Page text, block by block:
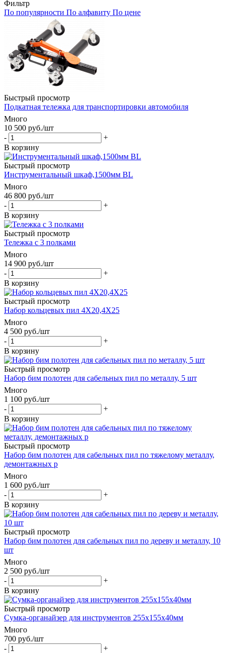
Фильтр
По популярности По алфавиту По цене
Быстрый просмотр
Подкатная тележка для транспортировки автомобиля
Много
10 500 руб./шт
-
+
В корзину
Быстрый просмотр
Инструментальный шкаф,1500мм BL
Много
46 800 руб./шт
-
+
В корзину
Быстрый просмотр
Тележка с 3 полками
Много
14 900 руб./шт
-
+
В корзину
Быстрый просмотр
Набор кольцевых пил 4X20,4X25
Много
4 500 руб./шт
-
+
В корзину
Быстрый просмотр
Набор бим полотен для сабельных пил по металлу, 5 шт
Много
1 100 руб./шт
-
+
В корзину
Быстрый просмотр
Набор бим полотен для сабельных пил по тяжелому металлу,
демонтажных р
Много
1 600 руб./шт
-
+
В корзину
Быстрый просмотр
Набор бим полотен для сабельных пил по дереву и металлу, 10
шт
Много
2 500 руб./шт
-
+
В корзину
Быстрый просмотр
Сумка-органайзер для инструментов 255х155х40мм
Много
700 руб./шт
-
+